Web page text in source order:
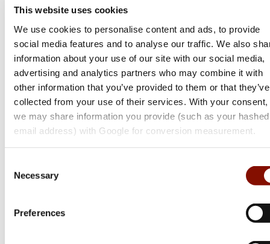
This website uses cookies
We use cookies to personalise content and ads, to provide
social media features and to analyse our traffic. We also
information about your use of our site with our social media,
advertising and analytics partners who may combine it with
other information that you’ve provided to them or that they’ve
collected from your use of their services. With your consent,
we may share information you provide (such as your hashed
email address) with Google for conversion measurement.
Selection
Necessary
Preferences
T3x Hunter